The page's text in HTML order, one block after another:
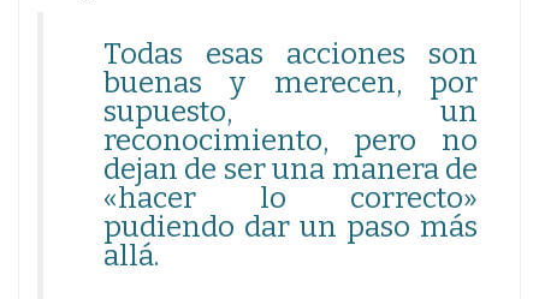
Todas esas acciones son
buenas y merecen, por
supuesto, un
reconocimiento, pero no
dejan de ser una manera de
«hacer lo correcto»
pudiendo dar un paso más
allá.